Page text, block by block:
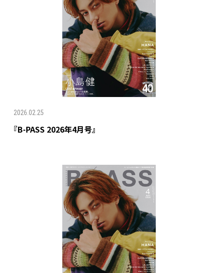
2026.02.25
『B-PASS 2026年4月号』